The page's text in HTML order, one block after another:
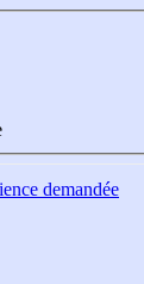
demandée